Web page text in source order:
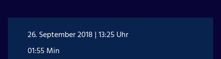
26. September 2018 | 13:25 Uhr
01:55 Min